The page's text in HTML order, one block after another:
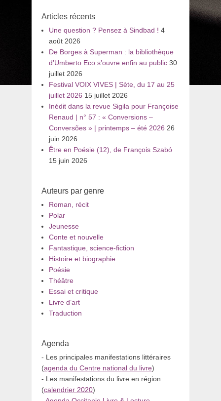
Articles récents
Une question ? Pensez à Sindbad ! 4
août 2026
De Borges à Superman : la bibliothèque
d’Umberto Eco s’ouvre enfin au public 30
juillet 2026
Festival VOIX VIVES | Sète, du 17 au 25
juillet 2026 15 juillet 2026
Inédit dans la revue Sigila pour Françoise
Renaud | n° 57 : « Conversions –
Conversões » | printemps – été 2026 26
juin 2026
Être en Poésie (12), de François Szabó
15 juin 2026
Auteurs par genre
Roman, récit
Polar
Jeunesse
Conte et nouvelle
Fantastique, science-fiction
Histoire et biographie
Poésie
Théâtre
Essai et critique
Livre d’art
Traduction
Agenda
- Les principales manifestations littéraires
(agenda du Centre national du livre)
- Les manifestations du livre en région
(calendrier 2020)